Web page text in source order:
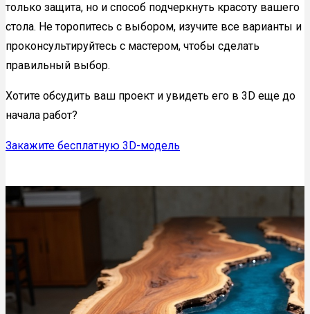
только защита, но и способ подчеркнуть красоту вашего
стола. Не торопитесь с выбором, изучите все варианты и
проконсультируйтесь с мастером, чтобы сделать
правильный выбор.
Хотите обсудить ваш проект и увидеть его в 3D еще до
начала работ?
Закажите бесплатную 3D-модель